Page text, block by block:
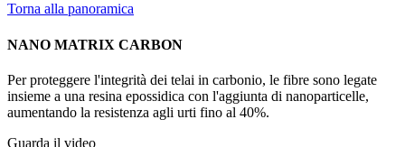
Torna alla panoramica
NANO MATRIX CARBON
Per proteggere l'integrità dei telai in carbonio, le fibre sono legate
insieme a una resina epossidica con l'aggiunta di nanoparticelle,
aumentando la resistenza agli urti fino al 40%.
Guarda il video